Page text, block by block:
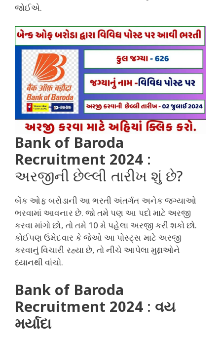
જોઈએ.
Bank of Baroda
Recruitment 2024 :
અરજીની છેલ્લી તારીખ શું છે?
બેંક ઓફ બરોડાની આ ભરતી અંતર્ગત અનેક જગ્યાઓ
ભરવામાં આવનાર છે. જો તમે પણ આ પદો માટે અરજી
કરવા માંગો છો, તો તમે 10 મે પહેલા અરજી કરી શકો છો.
કોઈપણ ઉમેદવાર કે જેઓ આ પોસ્ટ્સ માટે અરજી
કરવાનું વિચારી રહ્યા છે, તો નીચે આપેલા મુદ્દાઓને
ધ્યાનથી વાંચો.
Bank of Baroda
Recruitment 2024 : વય
મર્યાદા